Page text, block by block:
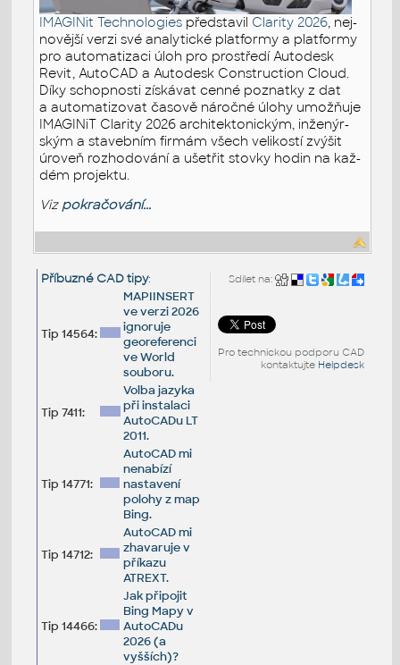
IMA­GI­Nit Tech­no­lo­gies před­sta­vil Cla­ri­ty 2026, nej­
no­věj­ší verzi své ana­ly­tic­ké plat­for­my a plat­for­my
pro au­to­ma­ti­za­ci úloh pro pro­stře­dí Au­to­de­sk
Revit, Au­to­CAD a Au­to­de­sk Con­stru­cti­on Cloud.
Díky schop­nos­ti zís­ká­vat cenné po­znatky z dat
a au­to­ma­ti­zo­vat ča­so­vě ná­roč­né úlohy umož­ňuje
IMA­GI­NiT Cla­ri­ty 2026 ar­chi­tek­to­nic­kým, in­že­nýr­
ským a sta­veb­ním fir­mám všech ve­li­kos­tí zvý­šit
úroveň roz­ho­do­vá­ní a ušet­řit stov­ky hodin na kaž­
dém pro­jek­tu.
Viz pokračování...
Sdílet na:
Pro technickou podporu CAD
kontaktujte Helpdesk
Příbuzné CAD tipy:
Tip 14564:
MAPIINSERT
ve verzi 2026
ignoruje
georeferenci
ve World
souboru.
Tip 7411:
Volba jazyka
při instalaci
AutoCADu LT
2011.
Tip 14771:
AutoCAD mi
nenabízí
nastavení
polohy z map
Bing.
Tip 14712:
AutoCAD mi
zhavaruje v
příkazu
ATREXT.
Tip 14466:
Jak připojit
Bing Mapy v
AutoCADu
2026 (a
vyšších)?